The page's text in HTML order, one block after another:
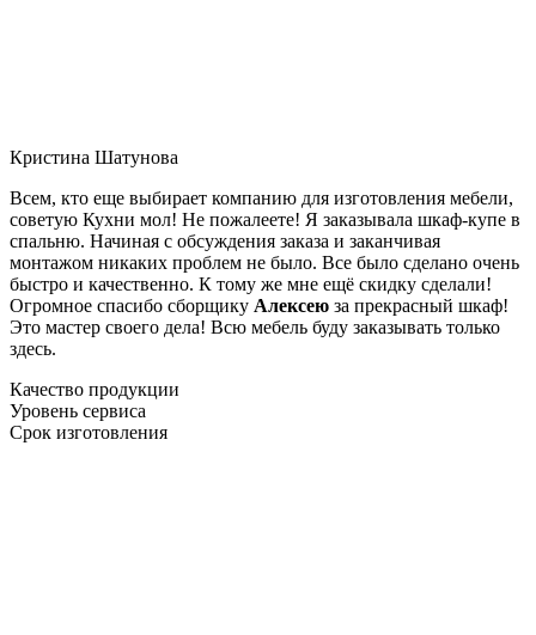
Кристина Шатунова
Всем, кто еще выбирает компанию для изготовления мебели,
советую Кухни мол! Не пожалеете! Я заказывала шкаф-купе в
спальню. Начиная с обсуждения заказа и заканчивая
монтажом никаких проблем не было. Все было сделано очень
быстро и качественно. К тому же мне ещё скидку сделали!
Огромное спасибо сборщику Алексею за прекрасный шкаф!
Это мастер своего дела! Всю мебель буду заказывать только
здесь.
Качество продукции
Уровень сервиса
Срок изготовления